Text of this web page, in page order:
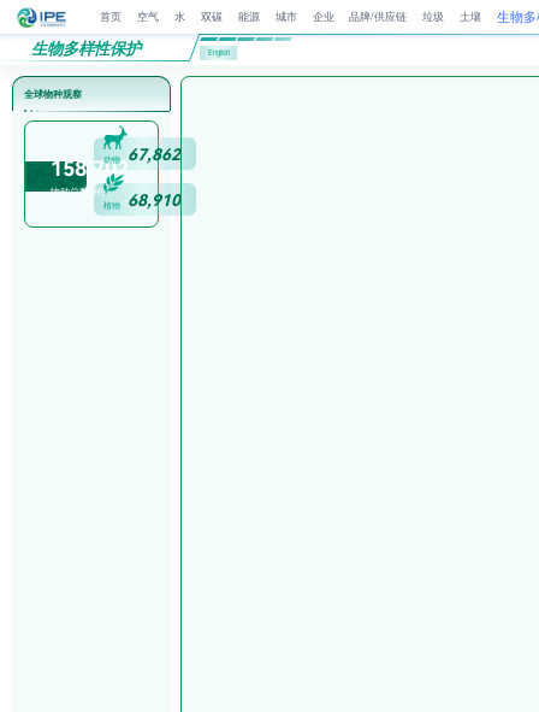
首页 空气 水 双碳 能源 城市 企业 品牌/供应链 垃圾 土壤 生物
生物多样性保护 English
全球物种观察
158, 702
物种总数(种)
动物 67,862
植物 68,910